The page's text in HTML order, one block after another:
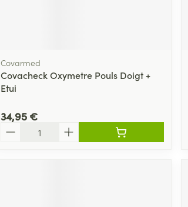
Covarmed
Covacheck Oxymetre Pouls Doigt +
Etui
34,95 €